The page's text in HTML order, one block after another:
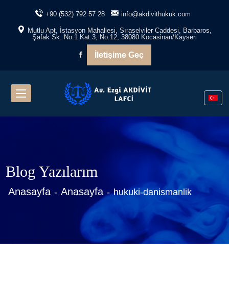
+90 (532) 792 57 28 info@akdivithukuk.com
Mutlu Apt, İstasyon Mahallesi, Sıraselviler Caddesi, Barbaros,
Şafak Sk. No:1 Kat:3, No:12, 38080 Kocasinan/Kayseri
İletişime Geç
Blog Yazılarım
Anasayfa Anasayfa hukuki-danismanlik